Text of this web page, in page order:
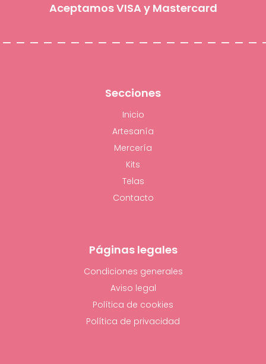
Aceptamos VISA y Mastercard
Secciones
Inicio
Artesanía
Mercería
Kits
Telas
Contacto
Páginas legales
Condiciones generales
Aviso legal
Política de cookies
Política de privacidad